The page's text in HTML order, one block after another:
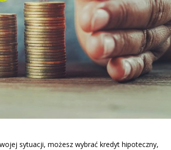
sytuacji, możesz wybrać kredyt hipoteczny,